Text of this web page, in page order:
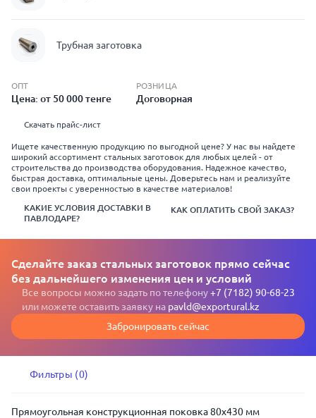
Трубная заготовка
ОПТ
Цена: от 50 000 тенге
РОЗНИЦА
Договорная
Скачать прайс-лист
Ищете качественную продукцию по выгодной цене? У нас вы найдете
широкий ассортимент стальных заготовок для любых целей - от
строительства до производства оборудования. Надежное качество,
быстрая доставка, оптимальные цены. Доверьтесь нам и реализуйте
свои проекты с уверенностью в качестве материалов!
КАКИЕ УСЛОВИЯ ДОСТАВКИ В
ПАВЛОДАРЕ?
КАК ОПЛАТИТЬ СВОЙ ЗАКАЗ?
Сделайте заказ стальных заготовок прямо сейчас
без дальнейшего изменения цен и условий
Все вопросы можно задать по телефону+7 (7182) 90-68-23
или можете оставить заявку на pavld@exportural.kz
Забронировать сейчас
Фильтры (0)
Прямоугольная конструкционная поковка 80x430 мм